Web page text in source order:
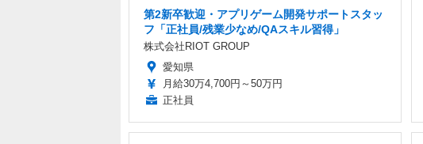
第2新卒歓迎・アプリゲーム開発サポートスタッ
フ「正社員/残業少なめ/QAスキル習得」
株式会社RIOT GROUP
愛知県
月給30万4,700円～50万円
正社員